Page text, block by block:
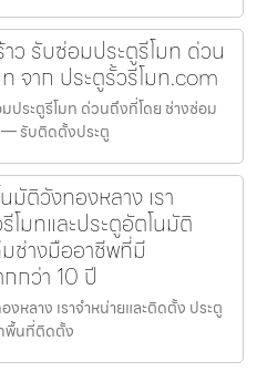
ว รับซ่อมประตูรีโมท ด่วน
จาก ประตูรั้วรีโมท.com
ประตูรีโมท ด่วนถึงที่โดย ช่างซ่อม
— รับติดตั้งประตู
ติวังทองหลาง เรา
โมทและประตูอัตโนมัติ
ช่างมืออาชีพที่มี
กว่า 10 ปี
หลาง เราจำหน่ายและติดตั้ง ประตู
พื้นที่ติดตั้ง